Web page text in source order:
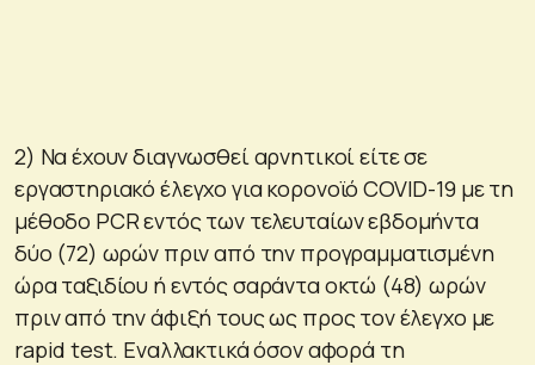
2) Να έχουν διαγνωσθεί αρνητικοί είτε σε
εργαστηριακό έλεγχο για κορονοϊό COVID-19 με τη
μέθοδο PCR εντός των τελευταίων εβδομήντα
δύο (72) ωρών πριν από την προγραμματισμένη
ώρα ταξιδίου ή εντός σαράντα οκτώ (48) ωρών
πριν από την άφιξή τους ως προς τον έλεγχο με
rapid test. Εναλλακτικά όσον αφορά τη